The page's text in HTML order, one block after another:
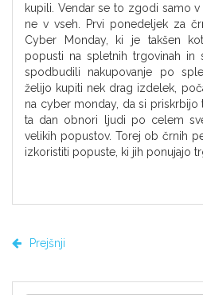
kupili. Vendar se to zgodi samo
ne v vseh. Prvi ponedeljek za
Cyber Monday, ki je takšen
popusti na spletnih trgovinah
spodbudili nakupovanje po
želijo kupiti nek drag izdelek,
na cyber monday, da si
ta dan obnori ljudi po celem
velikih popustov. Torej ob črnih
izkoristiti popuste, ki jih ponujajo
Prejšnji